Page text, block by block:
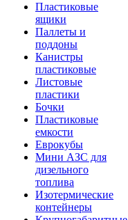
Пластиковые
ящики
Паллеты и
поддоны
Канистры
пластиковые
Листовые
пластики
Бочки
Пластиковые
емкости
Еврокубы
Мини АЗС для
дизельного
топлива
Изотермические
контейнеры